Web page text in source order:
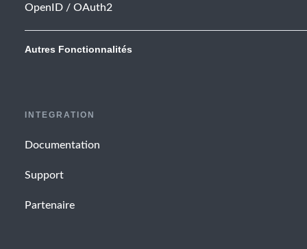
OpenID / OAuth2
Autres Fonctionnalités
INTEGRATION
Documentation
Support
Partenaire